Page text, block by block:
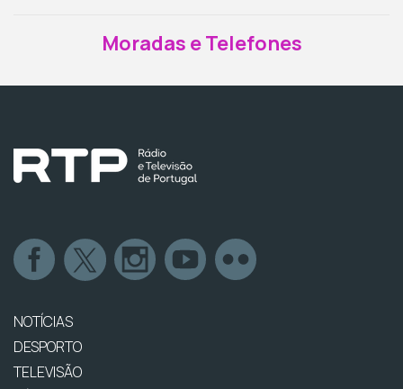
Moradas e Telefones
NOTÍCIAS
DESPORTO
TELEVISÃO